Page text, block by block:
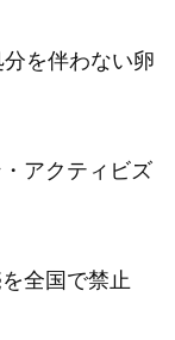
を伴わない卵
アクティビズ
全国で禁止